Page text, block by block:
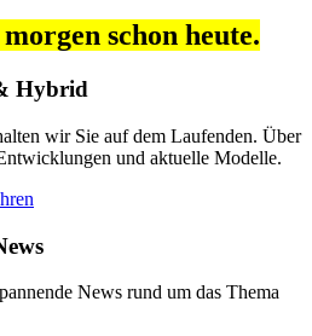
schon heute.
Hybrid
wir Sie auf dem Laufenden. Über
und aktuelle Modelle.
News rund um das Thema